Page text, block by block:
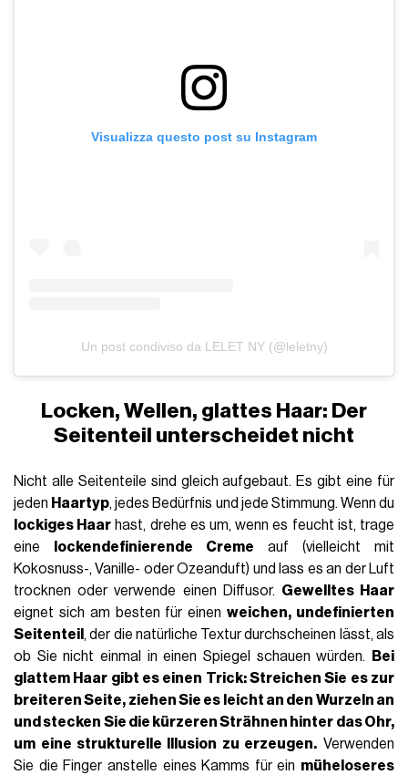
Visualizza questo post su Instagram
Un post condiviso da LELET NY (@leletny)
Locken, Wellen, glattes Haar: Der
Seitenteil unterscheidet nicht
Nicht alle Seitenteile sind gleich aufgebaut. Es gibt eine für
jeden Haartyp, jedes Bedürfnis und jede Stimmung. Wenn du
lockiges Haar hast, drehe es um, wenn es feucht ist, trage
eine
lockendefinierende Creme auf (vielleicht mit
Kokosnuss-, Vanille- oder Ozeanduft) und lass es an der Luft
trocknen oder verwende einen Diffusor. Gewelltes Haar
eignet sich am besten für einenweichen, undefinierten
Seitenteil, der die natürliche Textur durchscheinen lässt, als
ob Sie nicht einmal in einen Spiegel schauen würden.
Bei
glattem Haar gibt es einen Trick: Streichen Sie es zur
breiteren Seite, ziehen Sie es leicht an den Wurzeln an
und stecken Sie die kürzeren Strähnen hinter das Ohr,
um eine strukturelle Illusion zu erzeugen. Verwenden
Sie die Finger anstelle eines Kamms für ein müheloseres